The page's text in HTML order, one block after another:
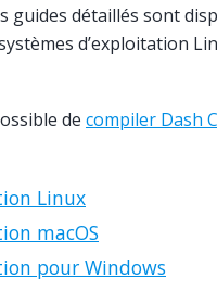
guides détaillés sont
d’exploitation
de compiler Dash
Linux
macOS
pour Windows